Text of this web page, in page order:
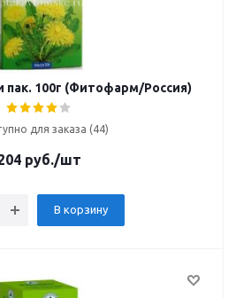
пак. 100г (Фитофарм/Россия)
для заказа (44)
руб./шт
В корзину